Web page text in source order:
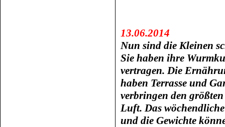
13.06.2014
Nun sind die Kleinen
Sie haben ihre
vertragen. Die
haben Terrasse und
verbringen den
Luft. Das
und die Gewichte